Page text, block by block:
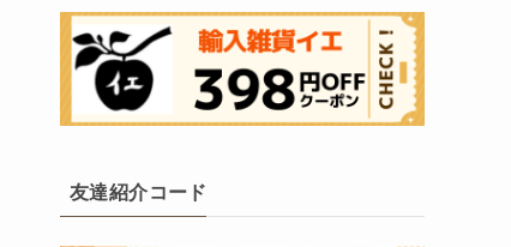
友達紹介コード